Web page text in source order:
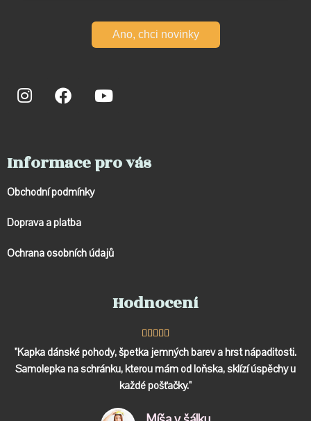
Ano, chci novinky
Informace pro vás
Obchodní podmínky
Doprava a platba
Ochrana osobních údajů
Hodnocení
    
"Kapka dánské pohody, špetka jemných barev a hrst nápaditosti.
Samolepka na schránku, kterou mám od loňska, sklízí úspěchy u
každé pošťačky."